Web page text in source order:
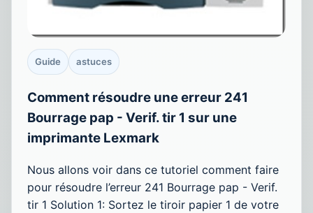
Guide astuces
Comment résoudre une erreur 241
Bourrage pap - Verif. tir 1 sur une
imprimante Lexmark
Nous allons voir dans ce tutoriel comment faire
pour résoudre l’erreur 241 Bourrage pap - Verif.
tir 1 Solution 1: Sortez le tiroir papier 1 de votre